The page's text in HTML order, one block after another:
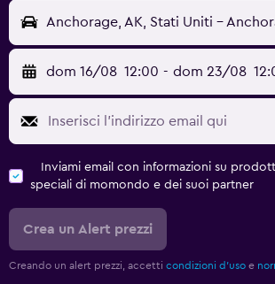
Anchorage, AK, Stati Uniti -
dom 16/08 12:00 - dom 23/08
Inviami email con informazioni su
speciali di momondo e dei suoi partner
Crea un Alert prezzi
Creando un alert prezzi, accetti condizioni d'uso e